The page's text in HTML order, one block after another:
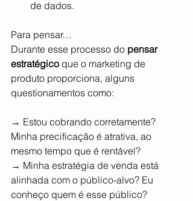
de dados.
Para pensar…
Durante esse processo do pensar
estratégico que o marketing de
produto proporciona, alguns
questionamentos como:
→ Estou cobrando corretamente?
Minha precificação é atrativa, ao
mesmo tempo que é rentável?
→ Minha estratégia de venda está
alinhada com o público-alvo? Eu
conheço quem é esse público?